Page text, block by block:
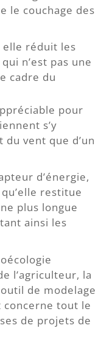
le couchage des
elle réduit les
n’est pas une
cadre du
pour
s’y
vent que d’un
d’énergie,
restitue
plus longue
ainsi les
l’agriculteur, la
de modelage
concerne tout le
de projets de